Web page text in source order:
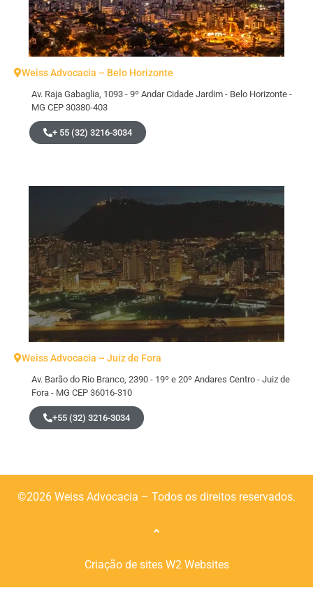
Weiss Advocacia – Belo Horizonte
Av. Raja Gabaglia, 1093 - 9º Andar Cidade Jardim - Belo Horizonte -
MG CEP 30380-403
+ 55 (32) 3216-3034
Weiss Advocacia – Juiz de Fora
Av. Barão do Rio Branco, 2390 - 19º e 20º Andares Centro - Juiz de
Fora - MG CEP 36016-310
+55 (32) 3216-3034
©2026 Weiss Advocacia – Todos os direitos reservados.
Criação de sites W2 Websites